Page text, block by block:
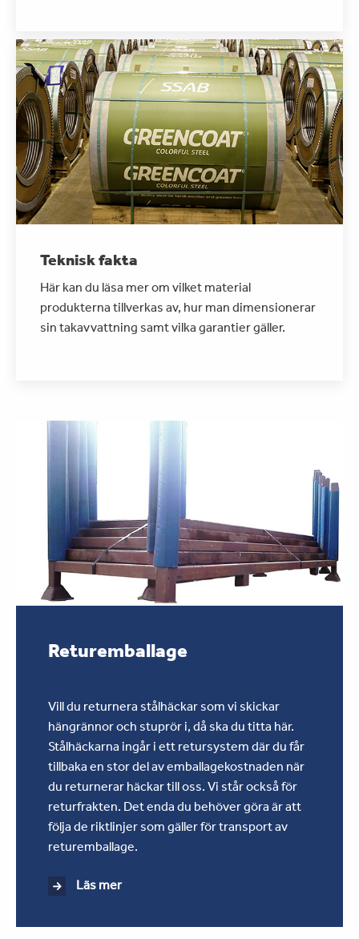
Teknisk fakta
Här kan du läsa mer om vilket material
produkterna tillverkas av, hur man dimensionerar
sin takavvattning samt vilka garantier gäller.
Returemballage
Vill du returnera stålhäckar som vi skickar
hängrännor och stuprör i, då ska du titta här.
Stålhäckarna ingår i ett retursystem där du får
tillbaka en stor del av emballagekostnaden när
du returnerar häckar till oss. Vi står också för
returfrakten. Det enda du behöver göra är att
följa de riktlinjer som gäller för transport av
returemballage.
Läs mer